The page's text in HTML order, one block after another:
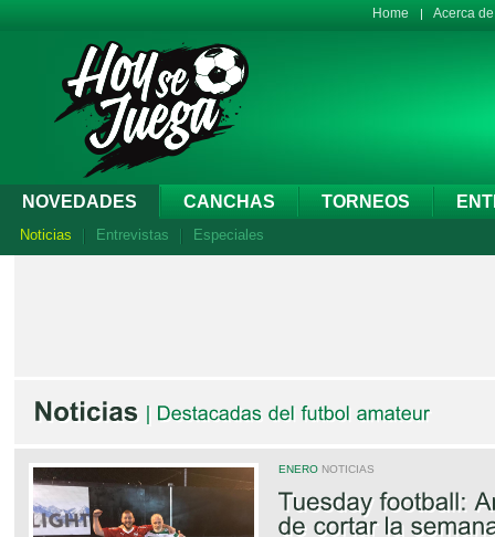
Home Acerca
NOVEDADES CANCHAS TORNEOS
Noticias Entrevistas Especiales
ENERO NOTICIAS